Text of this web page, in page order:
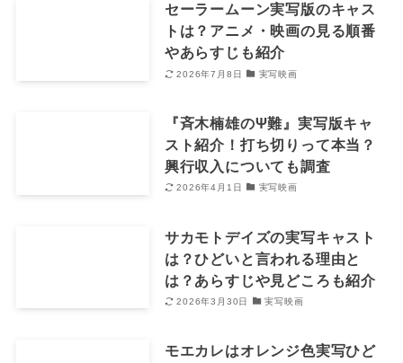
セーラームーン実写版のキャス
トは？アニメ・映画の見る順番
やあらすじも紹介
2026年7月8日 実写映画
『斉木楠雄のΨ難』実写版キャ
スト紹介！打ち切りって本当？
興行収入についても調査
2026年4月1日 実写映画
サカモトデイズの実写キャスト
は？ひどいと言われる理由と
は？あらすじや見どころも紹介
2026年3月30日 実写映画
モエカレはオレンジ色実写ひど